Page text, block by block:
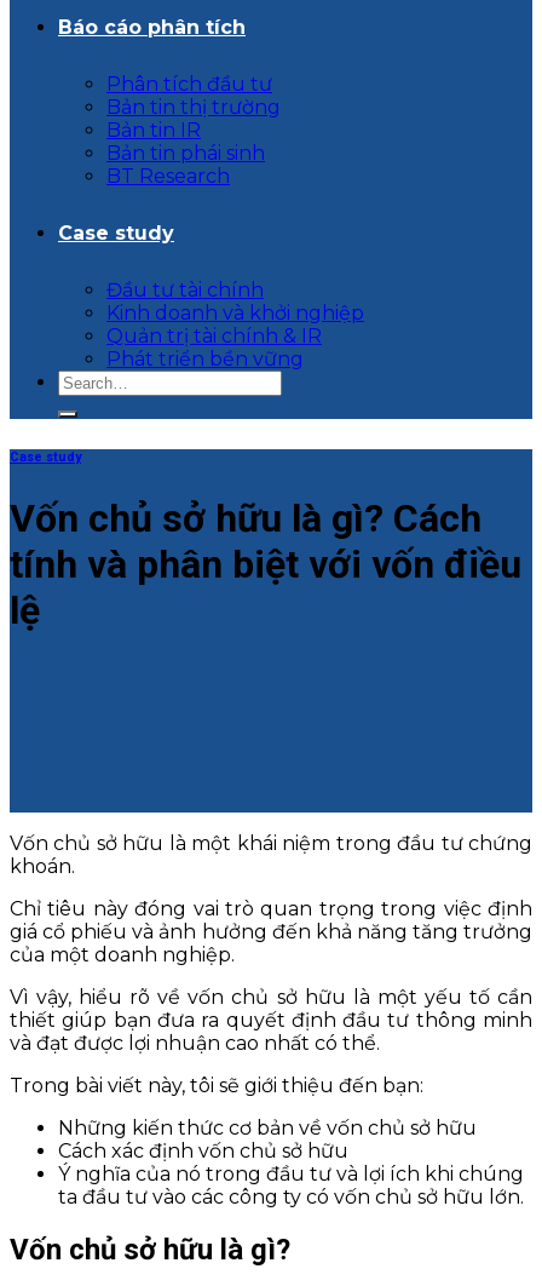
Báo cáo phân tích
Phân tích đầu tư
Bản tin thị trường
Bản tin IR
Bản tin phái sinh
BT Research
Case study
Đầu tư tài chính
Kinh doanh và khởi nghiệp
Quản trị tài chính & IR
Phát triển bền vững
Case study
Vốn chủ sở hữu là gì? Cách
tính và phân biệt với vốn điều
lệ
Vốn chủ sở hữu là một khái niệm trong đầu tư chứng
khoán.
Chỉ tiêu này đóng vai trò quan trọng trong việc định
giá cổ phiếu và ảnh hưởng đến khả năng tăng trưởng
của một doanh nghiệp.
Vì vậy, hiểu rõ về vốn chủ sở hữu là một yếu tố cần
thiết giúp bạn đưa ra quyết định đầu tư thông minh
và đạt được lợi nhuận cao nhất có thể.
Trong bài viết này, tôi sẽ giới thiệu đến bạn:
Những kiến thức cơ bản về vốn chủ sở hữu
Cách xác định vốn chủ sở hữu
Ý nghĩa của nó trong đầu tư và lợi ích khi chúng
ta đầu tư vào các công ty có vốn chủ sở hữu lớn.
Vốn chủ sở hữu là gì?